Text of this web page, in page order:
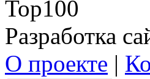
Разработка
О проекте |